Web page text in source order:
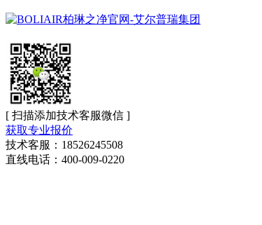
[ 扫描添加技术客服微信 ]
获取专业报价
技术客服：18526245508
直线电话：400-009-0220